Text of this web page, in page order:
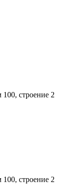
строение 2
строение 2